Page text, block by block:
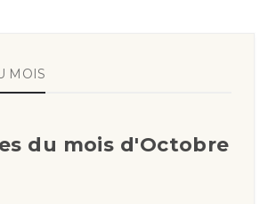
MOIS
du mois d'Octobre